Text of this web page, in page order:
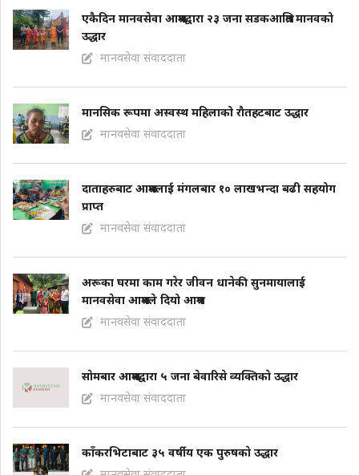
एकैदिन मानवसेवा आश्रमद्वारा २३ जना सडकआश्रित मानवको
उद्धार
मानवसेवा संवाददाता
मानसिक रूपमा अस्वस्थ महिलाको राैतहटबाट उद्धार
मानवसेवा संवाददाता
दाताहरुबाट आश्रमलाई मंगलबार १० लाखभन्दा बढी सहयोग
प्राप्त
मानवसेवा संवाददाता
अरूका घरमा काम गरेर जीवन धानेकी सुनमायालाई
मानवसेवा आश्रमले दियो आश्रय
मानवसेवा संवाददाता
साेमबार आश्रमद्वारा ५ जना बेवारिसे व्यक्तिकाे उद्धार
मानवसेवा संवाददाता
काँकरभिटाबाट ३५ वर्षीय एक पुरुषकाे उद्धार